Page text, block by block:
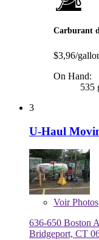
Carburant
$3,96/
On Hand:
535
3
U-Haul
VoirPhotos
636-650 Boston
Bridgeport, CT